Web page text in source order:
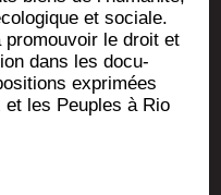
et sociale.
pro­mou­voir le droit et
dans les docu­
expri­mées
les Peuples à Rio